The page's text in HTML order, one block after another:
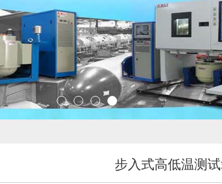
步入式高低温测